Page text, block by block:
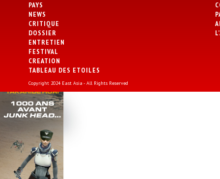
PAYS
NEWS
CRITIQUE
DOSSIER
ENTRETIEN
FESTIVAL
CREATION
TABLEAU DES ETOILES
Copyright 2024 East Asia - All Rights Reserved